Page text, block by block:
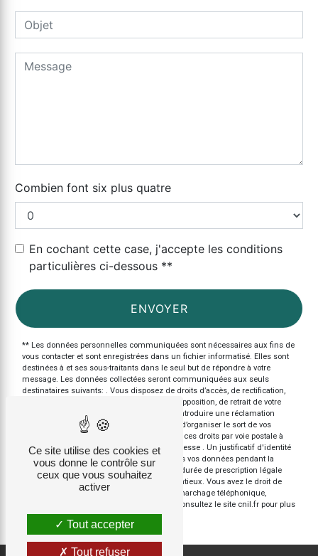
Combien font six plus quatre
En cochant cette case, j'accepte les conditions
particulières ci-dessous **
ENVOYER
** Les données personnelles communiquées sont nécessaires aux fins de
vous contacter et sont enregistrées dans un fichier informatisé. Elles sont
destinées à et ses sous-traitants dans le seul but de répondre à votre
message. Les données collectées seront communiquées aux seuls
destinataires suivants: . Vous disposez de droits d’accès, de rectification,
d’effacement, de portabilité, de limitation, d’opposition, de retrait de votre
consentement à tout moment et du droit d’introduire une réclamation
auprès d’une autorité de contrôle, ainsi que d’organiser le sort de vos
données post-mortem. Vous pouvez exercer ces droits par voie postale à
l'adresse ou par courrier électronique à l'adresse . Un justificatif d'identité
pourra vous être demandé. Nous conservons vos données pendant la
période de prise de contact puis pendant la durée de prescription légale
aux fins probatoires et de gestion des contentieux. Vous avez le droit de
vous inscrire sur la liste d'opposition au démarchage téléphonique,
. Consultez le site cnil.fr pour plus
d’informations sur vos droits.
Ce site utilise des cookies et
vous donne le contrôle sur
ceux que vous souhaitez
activer
Tout accepter
Tout refuser